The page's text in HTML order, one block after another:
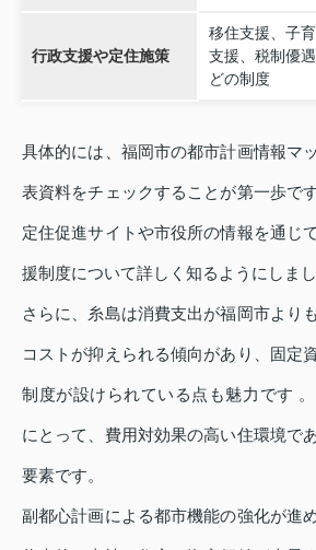
行政支援や定住施策
移住支援、子
支援、税制優
どの制度
具体的には、福岡市の都市計画情報マ
表資料をチェックすることが第一歩で
定住促進サイトや市役所の情報を通じ
援制度について詳しく知るようにしまし
さらに、糸島は消費支出が福岡市より
コストが抑えられる傾向があり、固定
制度が設けられている点も魅力です
にとって、費用対効果の高い住環境で
要素です。
副都心計画による都市機能の強化が進